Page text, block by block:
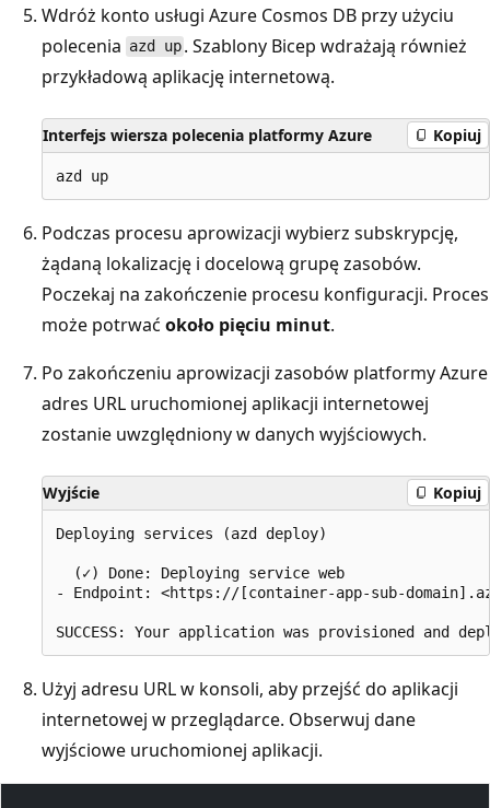
Wdróż konto usługi Azure Cosmos DB przy użyciu
polecenia azd up . Szablony Bicep wdrażają również
przykładową aplikację internetową.
Interfejs wiersza polecenia platformy Azure Kopiuj
Podczas procesu aprowizacji wybierz subskrypcję,
żądaną lokalizację i docelową grupę zasobów.
Poczekaj na zakończenie procesu konfiguracji. Proces
może potrwać około pięciu minut.
Po zakończeniu aprowizacji zasobów platformy Azure
adres URL uruchomionej aplikacji internetowej
zostanie uwzględniony w danych wyjściowych.
Wyjście Kopiuj
Deploying services (azd deploy)
  (✓) Done: Deploying service web
- Endpoint: <https://[container-app-sub-
Użyj adresu URL w konsoli, aby przejść do aplikacji
internetowej w przeglądarce. Obserwuj dane
wyjściowe uruchomionej aplikacji.